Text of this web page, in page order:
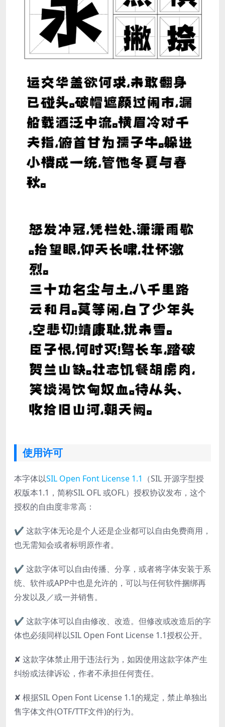
使用许可
本字体以SIL Open Font License 1.1 （SIL 开源字型授
权版本1.1，简称SIL OFL 或OFL）授权协议发布，这个
授权的自由度非常高：
✔ 这款字体无论是个人还是企业都可以自由免费商用，
也无需知会或者标明原作者。
✔ 这款字体可以自由传播、分享，或者将字体安装于系
统、软件或APP中也是允许的，可以与任何软件捆绑再
分发以及／或一并销售。
✔ 这款字体可以自由修改、改造。但修改或改造后的字
体也必须同样以SIL Open Font License 1.1授权公开。
✘ 这款字体禁止用于违法行为，如因使用这款字体产生
纠纷或法律诉讼，作者不承担任何责任。
✘ 根据SIL Open Font License 1.1的规定，禁止单独出
售字体文件(OTF/TTF文件)的行为。